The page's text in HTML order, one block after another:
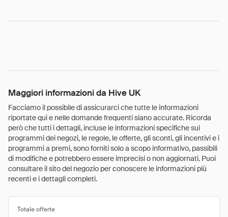
Maggiori informazioni da Hive UK
Facciamo il possibile di assicurarci che tutte le informazioni
riportate qui e nelle domande frequenti siano accurate. Ricorda
però che tutti i dettagli, incluse le informazioni specifiche sui
programmi dei negozi, le regole, le offerte, gli sconti, gli incentivi e i
programmi a premi, sono forniti solo a scopo informativo, passibili
di modifiche e potrebbero essere imprecisi o non aggiornati. Puoi
consultare il sito del negozio per conoscere le informazioni più
recenti e i dettagli completi.
Totale offerte